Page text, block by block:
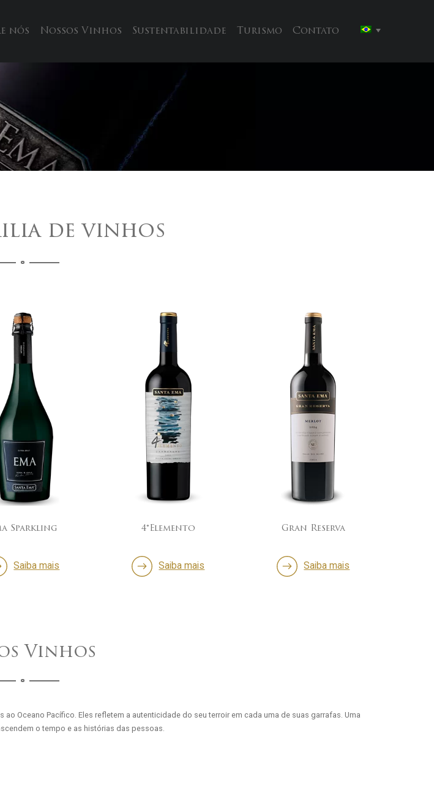
nós Nossos Vinhos Sustentabilidade Turismo Contato
de vinhos
4°Elemento
Saiba mais
Gran Reserva
Saiba mais
60/40 Gran Reserva
Saiba mais
Vinhos
Oceano Pacífico. Eles refletem a autenticidade do seu terroir em cada uma de suas garrafas. Uma
o tempo e as histórias das pessoas.